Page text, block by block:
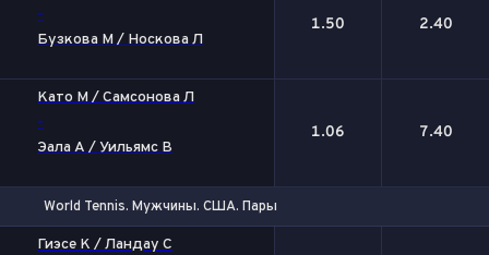
-
Бузкова М / Носкова Л
1.50 2.40
Като М / Самсонова Л
-
Эала А / Уильямс В
1.06 7.40
World Tennis. Мужчины. США. Пары
Гиэсе К / Ландау С